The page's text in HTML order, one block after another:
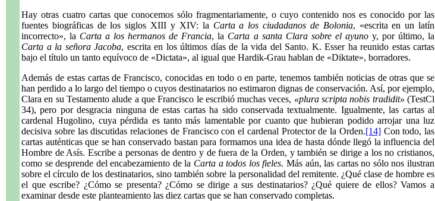
Hay otras cuatro cartas que conocemos sólo fragmentariamente, o cuyo contenido nos es conocido por las
fuentes biográficas de los siglos XIII y XIV: la Carta a los ciudadanos de Bolonia, «escrita en un latín
incorrecto», la Carta a los hermanos de Francia, la Carta a santa Clara sobre el ayunoy, por último, la
Carta a la señora Jacoba, escrita en los últimos días de la vida del Santo. K. Esser ha reunido estas cartas
bajo el título un tanto equívoco de «Dictata», al igual que Hardik-Grau hablan de «Diktate», borradores.
Además de estas cartas de Francisco, conocidas en todo o en parte, tenemos también noticias de otras que se
han perdido a lo largo del tiempo o cuyos destinatarios no estimaron dignas de conservación. Así, por ejemplo,
Clara en su Testamento alude a que Francisco le escribió muchas veces, «plura scripta nobis tradidit» (TestCl
34), pero por desgracia ninguna de estas cartas ha sido conservada textualmente. Igualmente, las cartas al
cardenal Hugolino, cuya pérdida es tanto más lamentable por cuanto que hubieran podido arrojar una luz
decisiva sobre las discutidas relaciones de Francisco con el cardenal Protector de la Orden.[14]Con todo, las
cartas auténticas que se han conservado bastan para formamos una idea de hasta dónde llegó la influencia del
Hombre de Asís. Escribe a personas de dentro y de fuera de la Orden, y también se dirige a los no cristianos,
como se desprende del encabezamiento de la Carta a todos los fieles. Más aún, las cartas no sólo nos ilustran
sobre el círculo de los destinatarios, sino también sobre la personalidad del remitente. ¿Qué clase de hombre es
el que escribe? ¿Cómo se presenta? ¿Cómo se dirige a sus destinatarios? ¿Qué quiere de ellos? Vamos a
examinar desde este planteamiento las diez cartas que se han conservado completas.